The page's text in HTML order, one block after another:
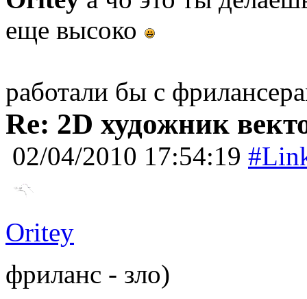
еще высоко
работали бы с
Re: 2D художник
02/04/2010 17:54:19
Oritey
фриланс - зло)